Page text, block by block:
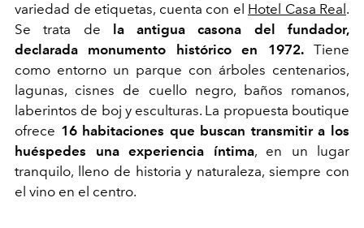
variedad de etiquetas, cuenta con el Hotel Casa Real .
Se trata de
la antigua casona del fundador,
declarada monumento histórico en 1972.Tiene
como entorno un parque con árboles centenarios,
lagunas, cisnes de cuello negro, baños romanos,
laberintos de boj y esculturas. La propuesta boutique
ofrece 16 habitaciones que buscan transmitir a los
huéspedes una experiencia íntima, en un lugar
tranquilo, lleno de historia y naturaleza, siempre con
el vino en el centro.